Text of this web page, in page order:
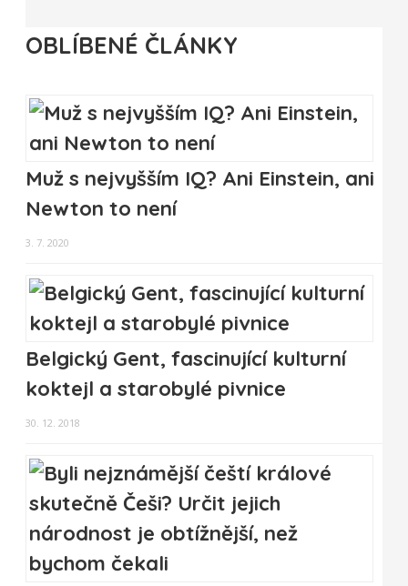
OBLÍBENÉ ČLÁNKY
Muž s nejvyšším IQ? Ani Einstein, ani
Newton to není
3. 7. 2020
Belgický Gent, fascinující kulturní
koktejl a starobylé pivnice
30. 12. 2018